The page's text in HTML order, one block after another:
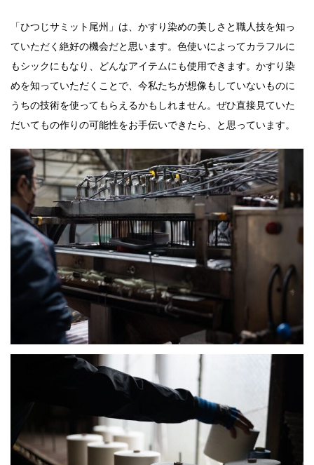
「ひつじサミット尾州」は、かすり染めの美しさと職人技を知っ
ていただく絶好の機会だと思います。色使いによってカラフルに
もシックにもなり、どんなアイテムにも使用できます。かすり染
めを知っていただくことで、今私たちが想像もしていないものに
うちの技術を使ってもらえるかもしれません。ぜひ直接見ていた
だいてもの作りの可能性をお手伝いできたら、と思っています。